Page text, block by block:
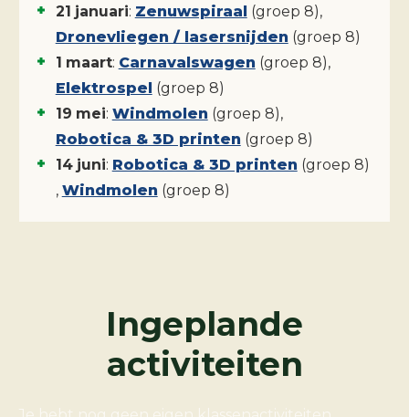
21 januari: Zenuwspiraal (groep 8),
Dronevliegen / lasersnijden (groep 8)
1 maart: Carnavalswagen (groep 8),
Elektrospel (groep 8)
19 mei: Windmolen (groep 8),
Robotica & 3D printen (groep 8)
14 juni: Robotica & 3D printen (groep 8)
, Windmolen (groep 8)
Ingeplande
activiteiten